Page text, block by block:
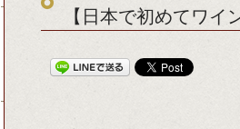
【日本で初めてワ